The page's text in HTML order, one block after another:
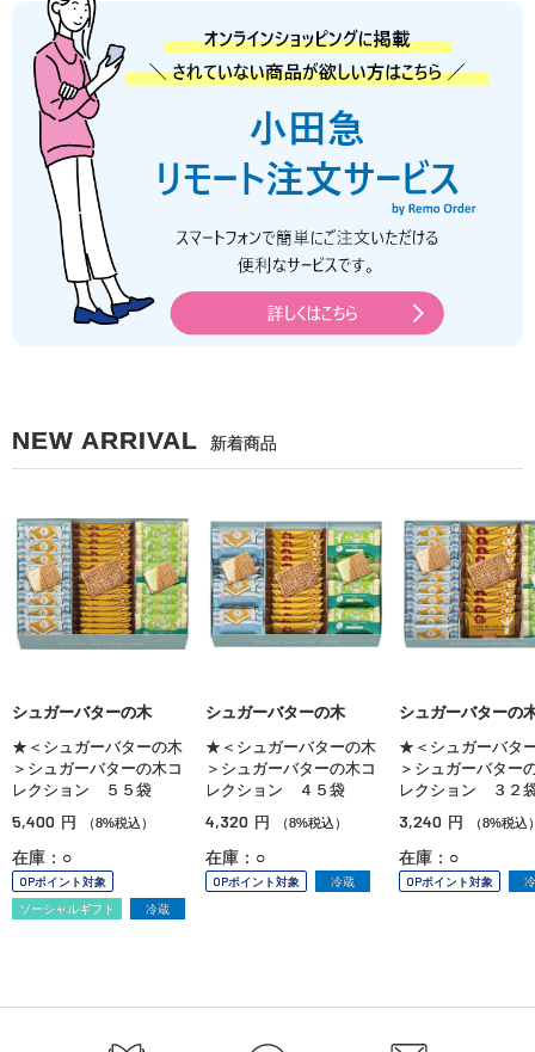
NEW ARRIVAL 新着商品
シュガーバターの木
★＜シュガーバターの木
＞シュガーバターの木コ
レクション ５５袋
5,400 円 （8%税込）
在庫：○
OPポイント対象
ソーシャルギフト
冷蔵
シュガーバターの木
★＜シュガーバターの木
＞シュガーバターの木コ
レクション ４５袋
4,320 円 （8%税込）
在庫：○
OPポイント対象 冷蔵
シュガーバターの
★＜シュガーバタ
＞シュガーバター
レクション ３２
3,240 円 （8%税込
在庫：○
OPポイント対象